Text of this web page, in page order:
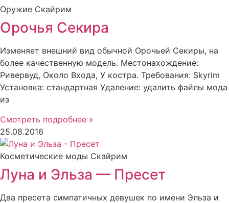
Оружие Скайрим
Орочья Секира
Изменяет внешний вид обычной Орочьей Секиры, на
более качественную модель. Местонахождение:
Ривервуд, Около Входа, У костра. Требования: Skyrim
Установка: стандартная Удаление: удалить файлы мода
из
Смотреть подробнее »
25.08.2016
Косметические моды Скайрим
Луна и Эльза — Пресет
Два пресета симпатичных девушек по имени Эльза и